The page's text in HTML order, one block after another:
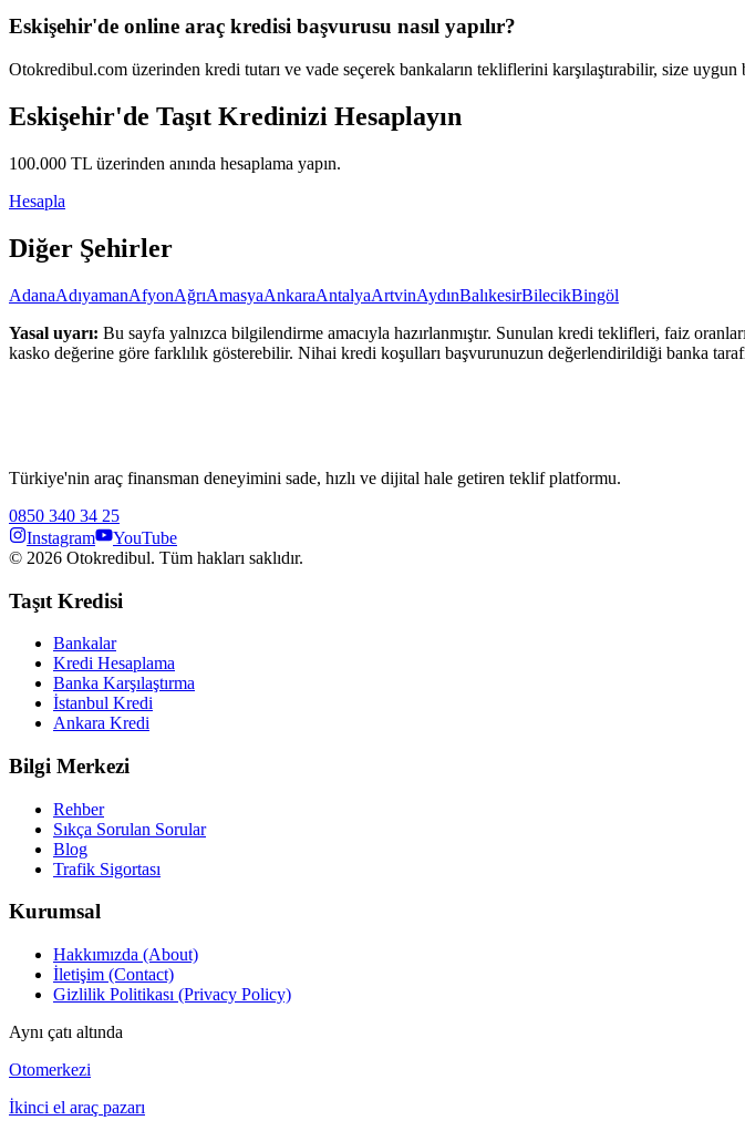
Eskişehir'de online araç kredisi başvurusu nasıl yapılır?
Otokredibul.com üzerinden kredi tutarı ve vade seçerek bankaların tekliflerini karşılaştırabilir, size
Eskişehir'de Taşıt Kredinizi Hesaplayın
100.000 TL üzerinden anında hesaplama yapın.
Hesapla
Diğer Şehirler
AdanaAdıyamanAfyonAğrıAmasyaAnkaraAntalyaArtvinAydınBalıkesirBilecikBingöl
Yasal uyarı: Bu sayfa yalnızca bilgilendirme amacıyla hazırlanmıştır. Sunulan kredi teklifleri, faiz
kasko değerine göre farklılık gösterebilir. Nihai kredi koşulları başvurunuzun değerlendirildiği banka
Türkiye'nin araç finansman deneyimini sade, hızlı ve dijital hale getiren teklif platformu.
0850 340 34 25
Instagram
YouTube
© 2026 Otokredibul. Tüm hakları saklıdır.
Taşıt Kredisi
Bankalar
Kredi Hesaplama
Banka Karşılaştırma
İstanbul Kredi
Ankara Kredi
Bilgi Merkezi
Rehber
Sıkça Sorulan Sorular
Blog
Trafik Sigortası
Kurumsal
Hakkımızda (About)
İletişim (Contact)
Gizlilik Politikası (Privacy Policy)
Aynı çatı altında
Otomerkezi
İkinci el araç pazarı